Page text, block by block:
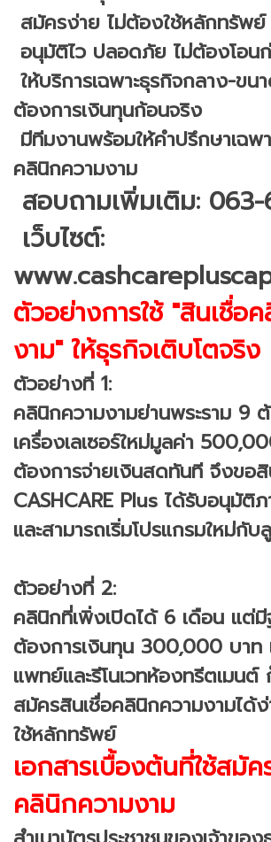
สมัครง่าย ไม่ต้องใช้หลักทรัพย์
อนุมัติไว ปลอดภัย ไม่ต้องโอน
ให้บริการเฉพาะธุรกิจกลาง-ข
ต้องการเงินทุนก้อนจริง
มีทีมงานพร้อมให้คำปรึกษาเฉพ
คลินิกความงาม
สอบถามเพิ่มเติม:
เว็บไซต์:
ตัวอย่างการใช้ "สินเชื่อ
งาม" ให้ธุรกิจเติบโตจริง
ตัวอย่างที่ 1:
คลินิกความงามย่านพระราม 9
เครื่องเลเซอร์ใหม่มูลค่า
ต้องการจ่ายเงินสดทันที จึงขอ
CASHCARE Plus ได้รับอนุมัติ
และสามารถเริ่มโปรแกรมใหม่กั
ตัวอย่างที่ 2:
คลินิกที่เพิ่งเปิดได้ 6 เดือน แต่
ต้องการเงินทุน 300,000 บาท
แพทย์และรีโนเวทห้องทรีตเมนต์
สมัครสินเชื่อคลินิกความงามได้
ใช้หลักทรัพย์
เอกสารเบื้องต้นที่ใช้สมัค
คลินิกความงาม